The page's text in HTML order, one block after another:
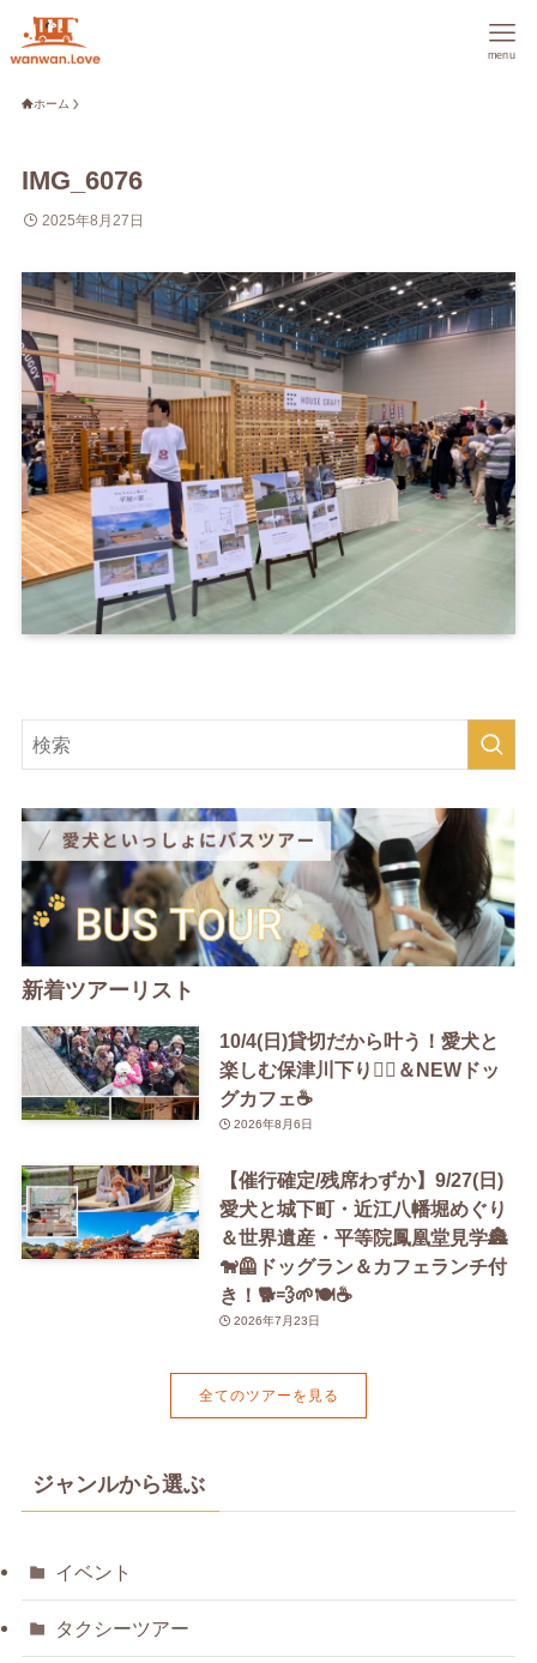
menu
ホーム
IMG_6076
2025年8月27日
新着ツアーリスト
10/4(日)貸切だから叶う！愛犬と
楽しむ保津川下り🚣‍♀️＆NEWドッ
グカフェ☕️
2026年8月6日
【催行確定/残席わずか】9/27(日)
愛犬と城下町・近江八幡堀めぐり
＆世界遺産・平等院鳳凰堂見学🏯
🐕‍🦺ドッグラン＆カフェランチ付
き！🐕💨🌱🍽️☕️
2026年7月23日
全てのツアーを見る
ジャンルから選ぶ
イベント
タクシーツアー